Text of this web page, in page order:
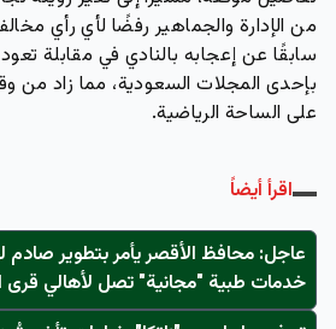
من الإدارة والجماهير رفضًا لأي رأي
بإحدى المجلات السعودية، مما زاد من
على الساحة الرياضية.
اقرأ أيضاً
عاجل: محافظ الأقصر يأمر بتطوير
خدمات طبية "مجانية" تصل لأهالي قرى